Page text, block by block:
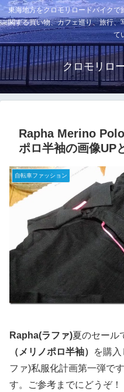
東海地方をクロモリロードバイク
関する買い物、カフェ巡り、旅行
て
クロモリロ
Rapha Merino
ポロ半袖の画像UP
自転車ファッション
Rapha(ラファ)夏のセール
（メリノポロ半袖）
を購
ファ)私服化計画第一弾で
す。ご参考までにどうぞ！